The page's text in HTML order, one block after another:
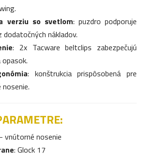
verziu so svetlom: puzdro podporuje
nákladov.
: 2x Tacware beltclips zabezpečujú
: konštrukcia prispôsobená pre
vnútorné nosenie
: Glock 17